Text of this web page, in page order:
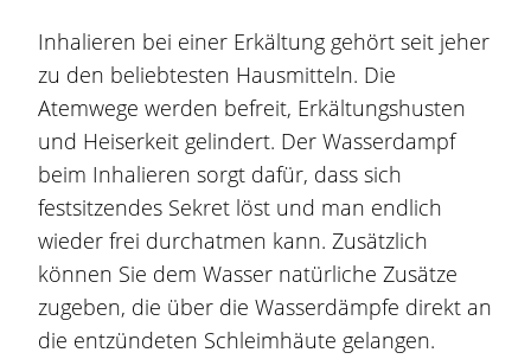
Inhalieren bei einer Erkältung gehört seit jeher
zu den beliebtesten Hausmitteln. Die
Atemwege werden befreit, Erkältungshusten
und Heiserkeit gelindert. Der Wasserdampf
beim Inhalieren sorgt dafür, dass sich
festsitzendes Sekret löst und man endlich
wieder frei durchatmen kann. Zusätzlich
können Sie dem Wasser natürliche Zusätze
zugeben, die über die Wasserdämpfe direkt an
die entzündeten Schleimhäute gelangen.